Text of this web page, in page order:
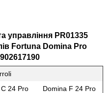
управління PR01335
Fortuna Domina Pro
24 Pro
Domina F 24 Pro